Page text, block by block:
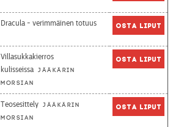
Dracula - verimmäinen totuus Osta liput
Villasukkakierros
kulisseissa Jääkärin
morsian
Osta liput
Teosesittely Jääkärin
morsian
Osta liput